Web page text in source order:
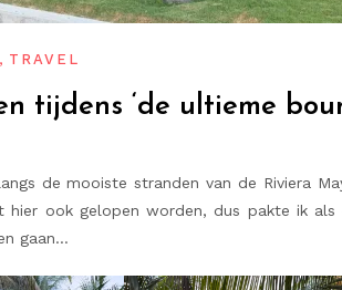
, TRAVEL
tijdens ‘de ultieme
de mooiste stranden van de Riviera
hier ook gelopen worden, dus pakte ik als
gaan…